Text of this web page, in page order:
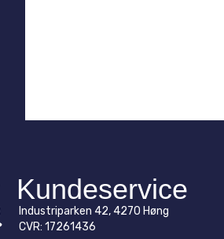
Kundeservice
Industriparken 42, 4270 Høng
CVR: 17261436